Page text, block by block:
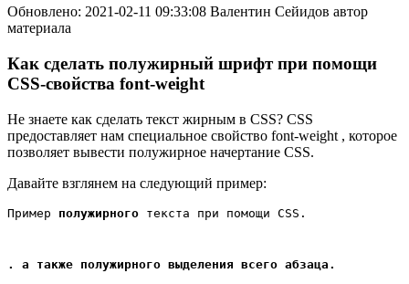
Обновлено: 2021-02-11 09:33:08 Валентин Сейидов автор
материала
Как сделать полужирный шрифт при помощи
CSS-свойства font-weight
Не знаете как сделать текст жирным в CSS? CSS
предоставляет нам специальное свойство font-weight , которое
позволяет вывести полужирное начертание CSS.
Давайте взглянем на следующий пример:
Пример полужирного текста при помощи CSS.
. а также полужирного выделения всего абзаца.